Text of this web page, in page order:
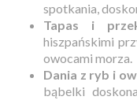
spotkania,
Tapas i
hiszpańskimi
owocami morza.
Dania z ryb i
bąbelki